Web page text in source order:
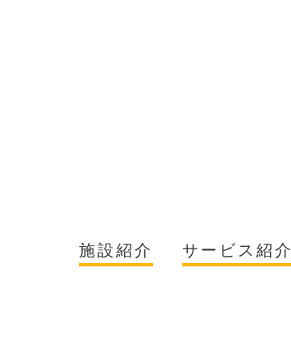
施設紹介 サービス紹介